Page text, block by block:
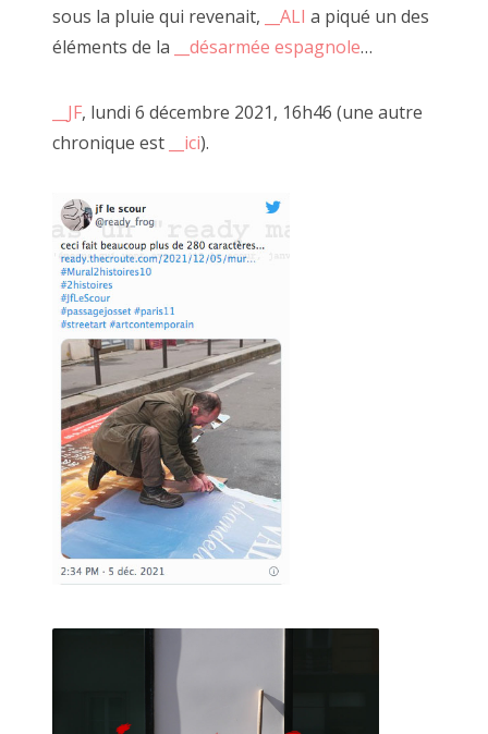
sous la pluie qui revenait, __ALI a piqué un des
éléments de la
__désarmée espagnole…
__JF, lundi 6 décembre 2021, 16h46 (une autre
chronique est
__ici).
La mienne.
Le dictionnaire
venais d'emménager pour capter l'énergie bienveillante et la
mise à disposition d'outils pour avoir envie de jouer à côté.